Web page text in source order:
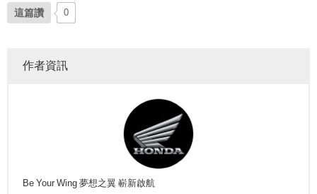
這篇讚 0
作者資訊
Be Your Wing 夢想之翼 嶄新啟航